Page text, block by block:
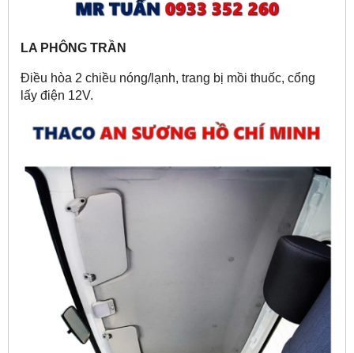
LA PHÔNG TRẦN
Điều hòa 2 chiều nóng/lạnh, trang bị mồi thuốc, cổng
lấy điện 12V.